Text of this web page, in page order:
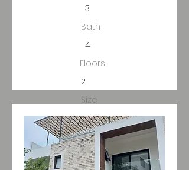
3
Bath
4
Floors
2
Size
250m2 C..
300m2 T.